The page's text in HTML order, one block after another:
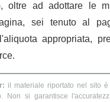
oltre ad adottare le
sei tenuto al
appropriata,
il materiale riportato nel sito
Non si garantisce